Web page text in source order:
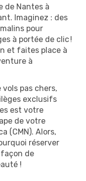
de Nantes à
Imaginez : des
pour
à portée de clic !
et faites place à
à
pas chers,
exclusifs
est votre
de votre
(CMN). Alors,
réserver
façon de
!